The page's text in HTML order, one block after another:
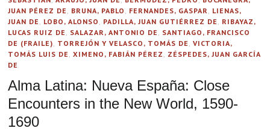
JUAN PÉREZ DE , BRUNA, PABLO , FERNANDES, GASPAR, LIENAS,
JUAN DE , LOBO, ALONSO , PADILLA, JUAN GUTIÉRREZ DE , RIBAYAZ,
LUCAS RUIZ DE , SALAZAR, ANTONIO DE , SANTIAGO, FRANCISCO
DE (FRAILE), TORREJÓN Y VELASCO, TOMÁS DE ,VICTORIA,
TOMÁS LUIS DE ,XIMENO, FABIÁN PÉREZ , ZÉSPEDES, JUAN GARCÍA
DE
Alma Latina: Nueva España: Close
Encounters in the New World, 1590-
1690